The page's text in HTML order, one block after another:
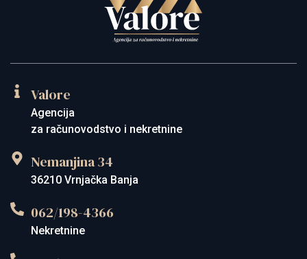
Agencija
za računovodstvo i nekretnine
Valore
Nekretnine
062/198-4366
36210 Vrnjačka Banja
Nemanjina 34